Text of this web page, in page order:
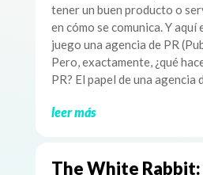
tener un buen producto o
en cómo se comunica. Y aquí
juego una agencia de PR
Pero, exactamente, ¿qué
PR? El papel de una agencia
leer más
The White